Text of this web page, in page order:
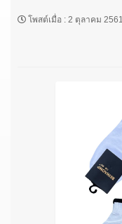
โพสต์เมื่อ : 2 ตุลาคม 2561